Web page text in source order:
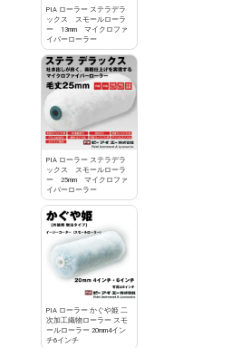
PIA ローラー ステラデラ
ックス スモールローラ
ー 13mm マイクロファ
イバーローラー
PIA ローラー ステラデラ
ックス スモールローラ
ー 25mm マイクロファ
イバーローラー
PIA ローラー かぐや姫 二
次加工織物ローラー スモ
ールローラー 20mm4イン
チ6インチ